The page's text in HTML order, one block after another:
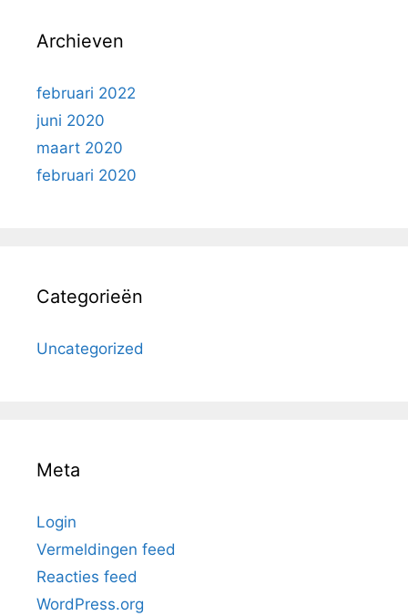
Archieven
februari 2022
juni 2020
maart 2020
februari 2020
Categorieën
Uncategorized
Meta
Login
Vermeldingen feed
Reacties feed
WordPress.org